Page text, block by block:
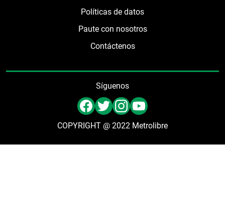
Políticas de datos
Paute con nosotros
Contáctenos
Síguenos
COPYRIGHT @ 2022 Metrolibre